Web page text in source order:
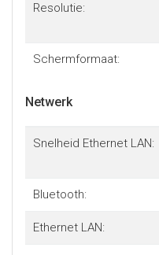
Resolutie:
Schermformaat:
Netwerk
Snelheid Ethernet LAN:
Bluetooth:
Ethernet LAN: